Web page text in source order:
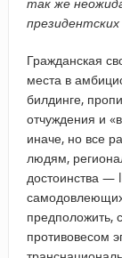
Гражданская
места в
билдинге,
отчуждения и
иначе, но все
людям,
достоинства —
предположить,
противовесом